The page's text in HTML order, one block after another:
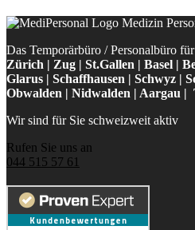
Das Temporärbüro / Personalbüro
Zürich | Zug | St.Gallen | Basel |
Glarus | Schaffhausen | Schwyz |
Obwalden | Nidwalden | Aargau |
Wir sind für Sie schweizweit aktiv
Rufen Sie uns an
044 515 57 61